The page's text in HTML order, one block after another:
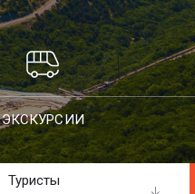
ЭКСКУРСИИ
Туристы